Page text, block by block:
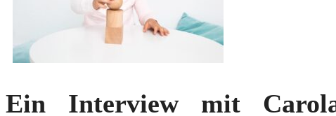
Ein Interview mit